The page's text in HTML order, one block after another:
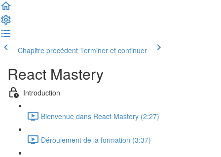
Chapitre précédent Terminer et continuer
React Mastery
Introduction
Bienvenue dans React Mastery (2:27)
Déroulement de la formation (3:37)